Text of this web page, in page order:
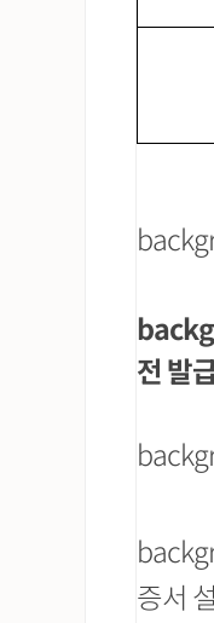
전 발
증서